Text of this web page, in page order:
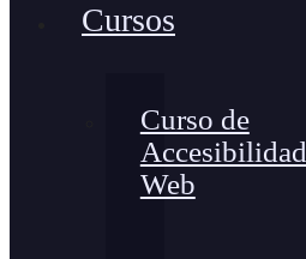
Cursos
Curso de
Accesibilidad
Web